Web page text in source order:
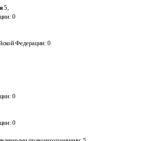
5,
0
Федерации:0
0
0